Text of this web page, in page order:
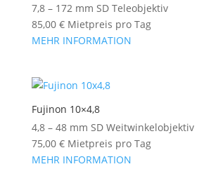
7,8 – 172 mm SD Teleobjektiv
85,00 €Mietpreis pro Tag
MEHR INFORMATION
Fujinon 10×4,8
4,8 – 48 mm SD Weitwinkelobjektiv
75,00 €Mietpreis pro Tag
MEHR INFORMATION